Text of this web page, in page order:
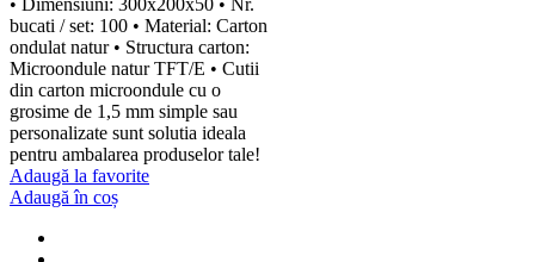
bucati / set: 100 • Material: Carton
ondulat natur • Structura carton:
Microondule natur TFT/E • Cutii
din carton microondule cu o
grosime de 1,5 mm simple sau
personalizate sunt solutia ideala
pentru ambalarea produselor tale!
Adaugă la favorite
Adaugă în coș